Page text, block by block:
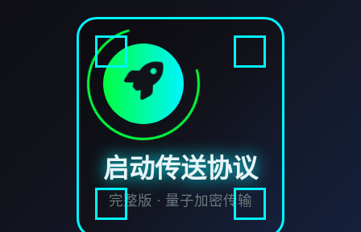
启动传送协议
完整版 · 量子加密传输